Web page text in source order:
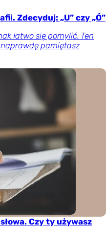
Zdecyduj: „U” czy „Ó”
łatwo się pomylić. Ten
pamiętasz
Czy ty używasz